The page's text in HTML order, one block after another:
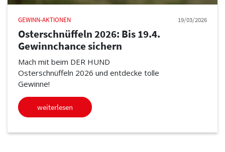
GEWINN-AKTIONEN 19/03/2026
Osterschnüffeln 2026: Bis 19.4.
Gewinnchance sichern
Mach mit beim DER HUND
Osterschnüffeln 2026 und entdecke tolle
Gewinne!
weiterlesen